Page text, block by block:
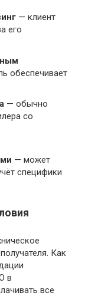
— клиент
его
обеспечивает
— обычно
со
— может
специфики
Как
в
все